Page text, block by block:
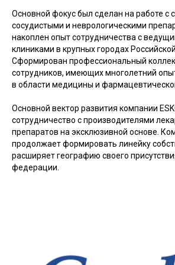
Основной фокус был сделан на работе с
сосудистыми и неврологическими
накоплен опыт сотрудничества с
клиниками в крупных городах
Сформирован профессиональный
сотрудников, имеющих многолетний
в области медицины и
Основной вектор развития компании
сотрудничество с производителями
препаратов на эксклюзивной основе.
продолжает формировать линейку
расширяет географию своего
федерации.